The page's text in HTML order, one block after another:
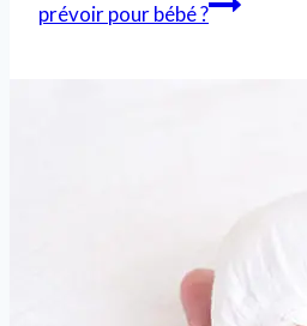
prévoir pour bébé ?